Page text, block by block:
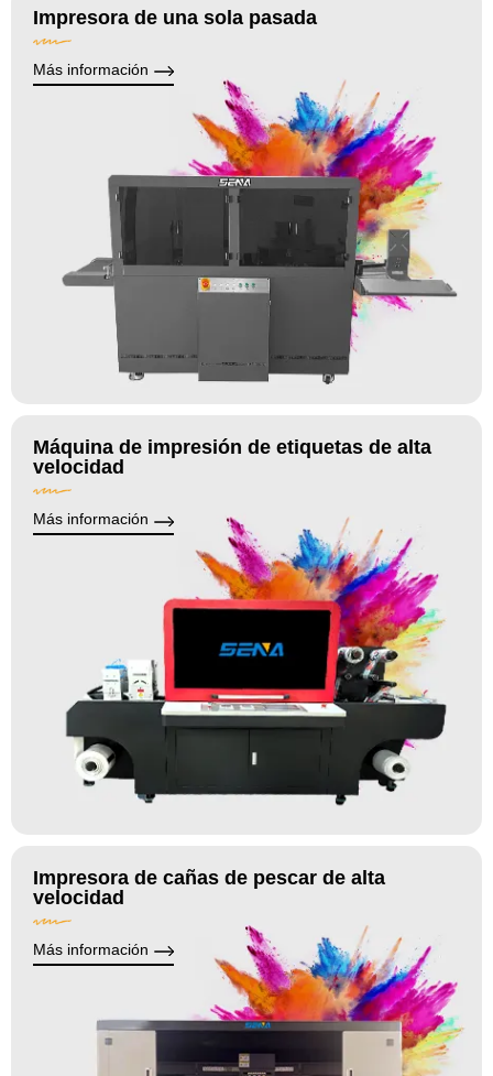
Impresora de una sola pasada
Más información
Máquina de impresión de etiquetas de alta
velocidad
Más información
Impresora de cañas de pescar de alta
velocidad
Más información